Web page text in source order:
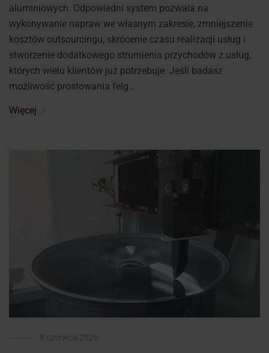
aluminiowych. Odpowiedni system pozwala na
wykonywanie napraw we własnym zakresie, zmniejszenie
kosztów outsourcingu, skrócenie czasu realizacji usług i
stworzenie dodatkowego strumienia przychodów z usług,
których wielu klientów już potrzebuje. Jeśli badasz
możliwość prostowania felg…
Więcej